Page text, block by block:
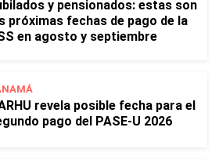
y pensionados: estas son
próximas fechas de pago de la
en agosto y septiembre
revela posible fecha para el
pago del PASE-U 2026